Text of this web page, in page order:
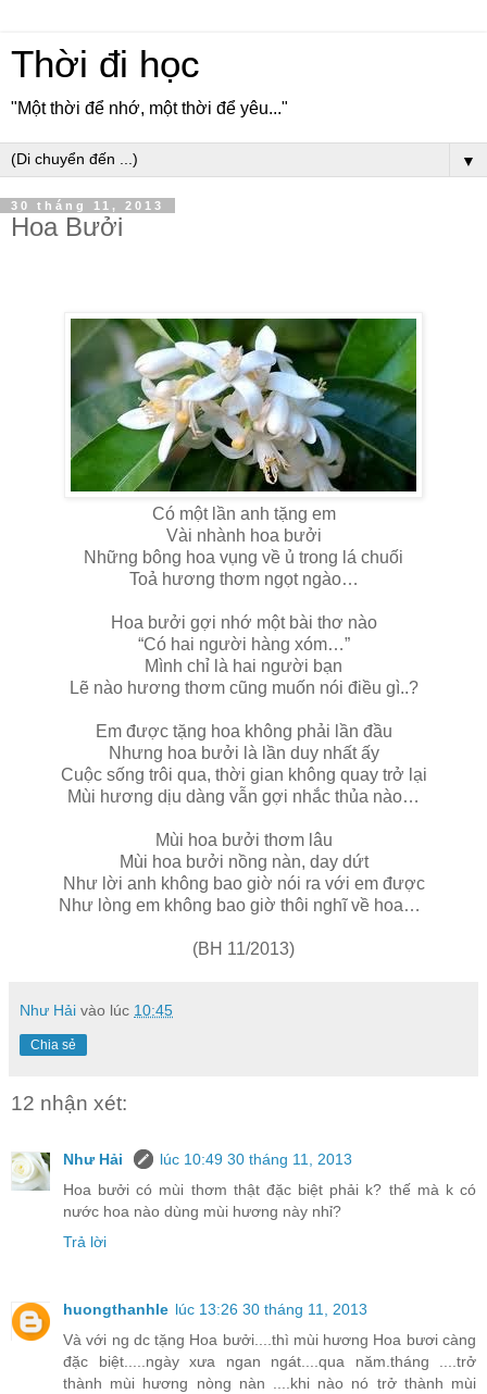
Thời đi học
"Một thời để nhớ, một thời để yêu..."
▼
30 tháng 11, 2013
Hoa Bưởi
Có một lần anh tặng em
Vài nhành hoa bưởi
Những bông hoa vụng về ủ trong lá chuối
Toả hương thơm ngọt ngào…
Hoa bưởi gợi nhớ một bài thơ nào
“Có hai người hàng xóm…”
Mình chỉ là hai người bạn
Lẽ nào hương thơm cũng muốn nói điều gì..?
Em được tặng hoa không phải lần đầu
Nhưng hoa bưởi là lần duy nhất ấy
Cuộc sống trôi qua, thời gian không quay trở lại
Mùi hương dịu dàng vẫn gợi nhắc thủa nào…
Mùi hoa bưởi thơm lâu
Mùi hoa bưởi nồng nàn, day dứt
Như lời anh không bao giờ nói ra với em được
Như lòng em không bao giờ thôi nghĩ về hoa…
(BH 11/2013)
Như Hải vào lúc 10:45
Chia sẻ
12 nhận xét:
Như Hải
lúc 10:49 30 tháng 11, 2013
Hoa bưởi có mùi thơm thật đặc biệt phải k? thế mà k có
nước hoa nào dùng mùi hương này nhỉ?
Trả lời
huongthanhle lúc 13:26 30 tháng 11, 2013
Và với ng dc tặng Hoa bưởi....thì mùi hương Hoa bươi càng
đặc biệt.....ngày xưa ngan ngát....qua năm.tháng ....trở
thành mùi hương nòng nàn ....khi nào nó trở thành mùi